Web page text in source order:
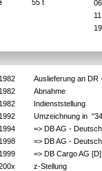
55 t
Auslieferung an
Abnahme
Indienststellung
Umzeichnung in
=> DB AG -
=> DB AG -
=> DB Cargo AG
z-Stellung